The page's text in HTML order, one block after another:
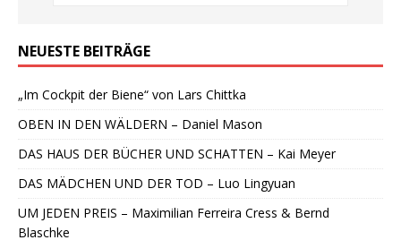
NEUESTE BEITRÄGE
„Im Cockpit der Biene“ von Lars Chittka
OBEN IN DEN WÄLDERN – Daniel Mason
DAS HAUS DER BÜCHER UND SCHATTEN – Kai Meyer
DAS MÄDCHEN UND DER TOD – Luo Lingyuan
UM JEDEN PREIS – Maximilian Ferreira Cress & Bernd
Blaschke